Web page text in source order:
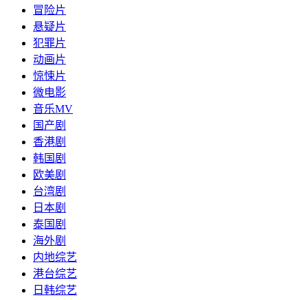
冒险片
悬疑片
犯罪片
动画片
惊悚片
微电影
音乐MV
国产剧
香港剧
韩国剧
欧美剧
台湾剧
日本剧
泰国剧
海外剧
内地综艺
港台综艺
日韩综艺